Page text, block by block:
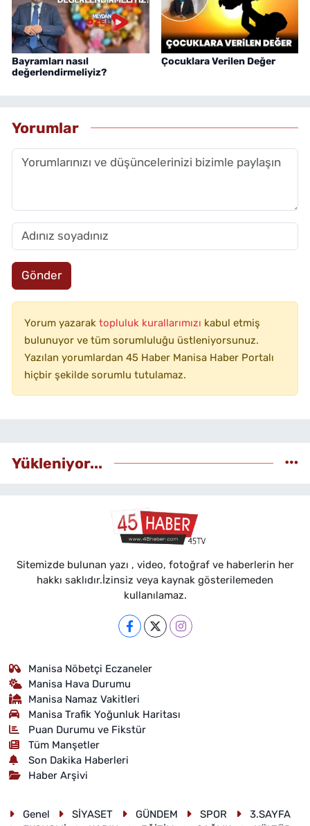
Bayramları nasıl
değerlendirmeliyiz?
Çocuklara Verilen Değer
Yorumlar
Gönder
Yorum yazarak topluluk kurallarımızı kabul etmiş
bulunuyor ve tüm sorumluluğu üstleniyorsunuz.
Yazılan yorumlardan 45 Haber Manisa Haber Portalı
hiçbir şekilde sorumlu tutulamaz.
Yükleniyor...
Sitemizde bulunan yazı , video, fotoğraf ve haberlerin her
hakkı saklıdır.İzinsiz veya kaynak gösterilemeden
kullanılamaz.
Manisa Nöbetçi Eczaneler
Manisa Hava Durumu
Manisa Namaz Vakitleri
Manisa Trafik Yoğunluk Haritası
Puan Durumu ve Fikstür
Tüm Manşetler
Son Dakika Haberleri
Haber Arşivi
Genel SİYASET GÜNDEM SPOR
3.SAYFA